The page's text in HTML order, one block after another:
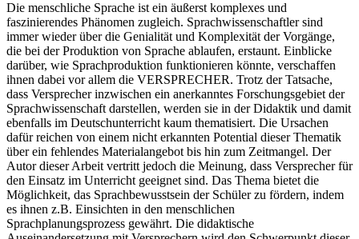
Die menschliche Sprache ist ein äußerst komplexes und
faszinierendes Phänomen zugleich. Sprachwissenschaftler sind
immer wieder über die Genialität und Komplexität der Vorgänge,
die bei der Produktion von Sprache ablaufen, erstaunt. Einblicke
darüber, wie Sprachproduktion funktionieren könnte, verschaffen
ihnen dabei vor allem die VERSPRECHER. Trotz der Tatsache,
dass Versprecher inzwischen ein anerkanntes Forschungsgebiet der
Sprachwissenschaft darstellen, werden sie in der Didaktik und damit
ebenfalls im Deutschunterricht kaum thematisiert. Die Ursachen
dafür reichen von einem nicht erkannten Potential dieser Thematik
über ein fehlendes Materialangebot bis hin zum Zeitmangel. Der
Autor dieser Arbeit vertritt jedoch die Meinung, dass Versprecher für
den Einsatz im Unterricht geeignet sind. Das Thema bietet die
Möglichkeit, das Sprachbewusstsein der Schüler zu fördern, indem
es ihnen z.B. Einsichten in den menschlichen
Sprachplanungsprozess gewährt. Die didaktische